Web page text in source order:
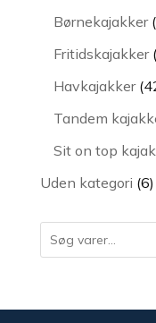
Børnekajakker
Fritidskajakker
Havkajakker
Tandem
Sit on top
Uden kategori 66